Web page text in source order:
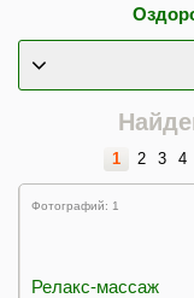
1 2 3 4
Фотографий: 1
Релакс-массаж